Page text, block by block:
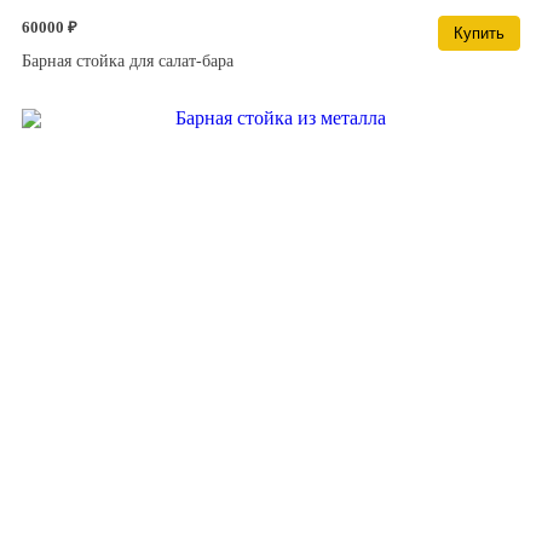
60000 ₽
Купить
Барная стойка для салат-бара